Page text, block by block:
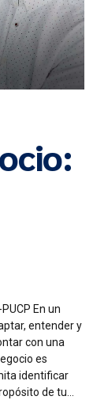
En un
entender y
con una
es
identificar
de tu...